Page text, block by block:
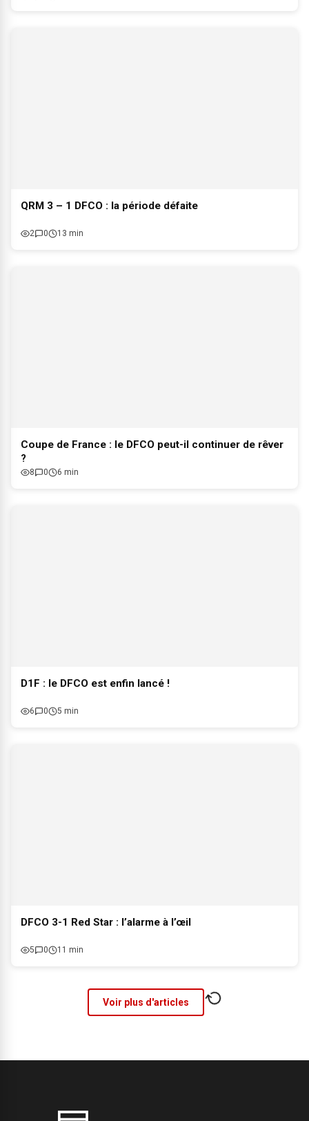
QRM 3 – 1 DFCO : la période défaite
2 0 13 min
Coupe de France : le DFCO peut-il continuer de rêver
?
8 0 6 min
D1F : le DFCO est enfin lancé !
6 0 5 min
DFCO 3-1 Red Star : l’alarme à l’œil
5 0 11 min
Voir plus d'articles